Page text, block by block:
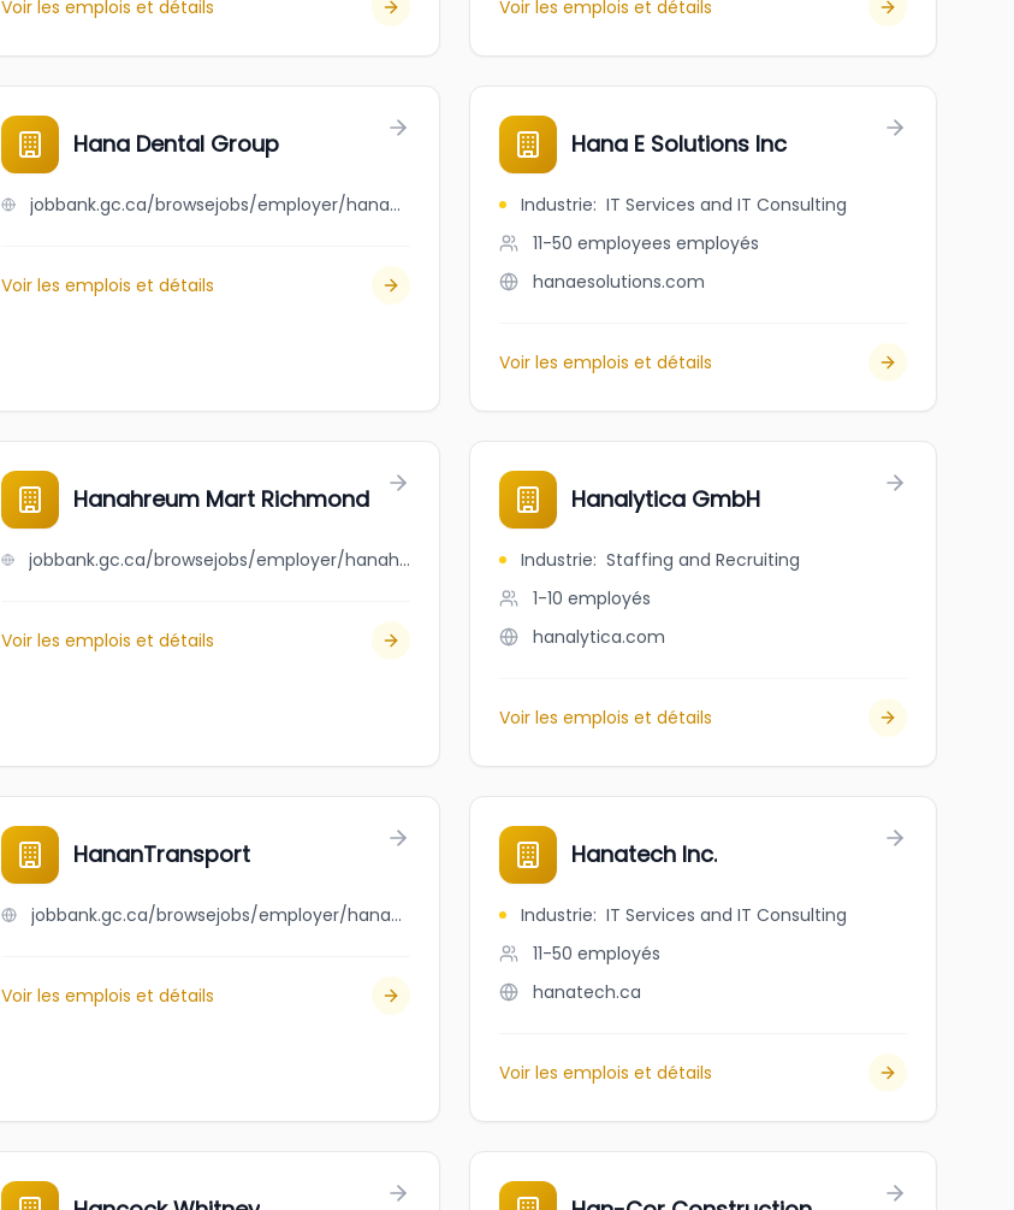
Voir les emplois et détails Voir les emplois et détails
Hana Dental Group
jobbank.gc.ca/browsejobs/employer/hana+dental+group/ca
Voir les emplois et détails
Hana E Solutions Inc
Industrie: IT Services and IT Consulting
11-50 employees employés
hanaesolutions.com
Voir les emplois et détails
Hanahreum Mart Richmond
jobbank.gc.ca/browsejobs/employer/hanahreum+mart+richmond/ca
Voir les emplois et détails
Hanalytica GmbH
Industrie: Staffing and Recruiting
1-10 employés
hanalytica.com
Voir les emplois et détails
HananTransport
jobbank.gc.ca/browsejobs/employer/hanantransport/ca
Voir les emplois et détails
Hanatech Inc.
Industrie: IT Services and IT Consulting
11-50 employés
hanatech.ca
Voir les emplois et détails